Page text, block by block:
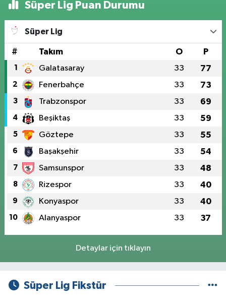
Süper Lig Puan Durumu
Süper Lig
# Takım O P
1 Galatasaray 33 77
2 Fenerbahçe 33 73
3 Trabzonspor 33 69
4 Beşiktaş 33 59
5 Göztepe 33 55
6 Başakşehir 33 54
7 Samsunspor 33 48
8 Rizespor 33 40
9 Konyaspor 33 40
10 Alanyaspor 33 37
Detaylar için tıklayın
Süper Lig Fikstür